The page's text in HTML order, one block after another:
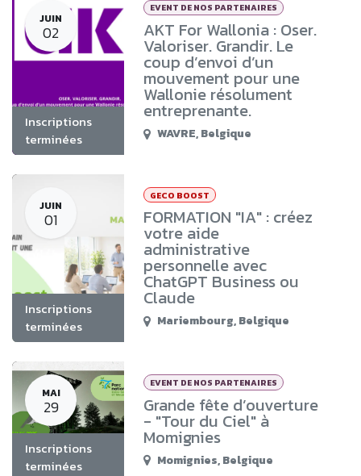
JUIN
02
Inscriptions
terminées
EVENT DE NOS PARTENAIRES
AKT For Wallonia : Oser.
Valoriser. Grandir. Le
coup d’envoi d’un
mouvement pour une
Wallonie résolument
entreprenante.
WAVRE,Belgique
JUIN
01
Inscriptions
terminées
GECO BOOST
FORMATION "IA" : créez
votre aide
administrative
personnelle avec
ChatGPT Business ou
Claude
Mariembourg,Belgique
MAI
29
Inscriptions
terminées
EVENT DE NOS PARTENAIRES
Grande fête d’ouverture
- "Tour du Ciel" à
Momignies
Momignies,Belgique